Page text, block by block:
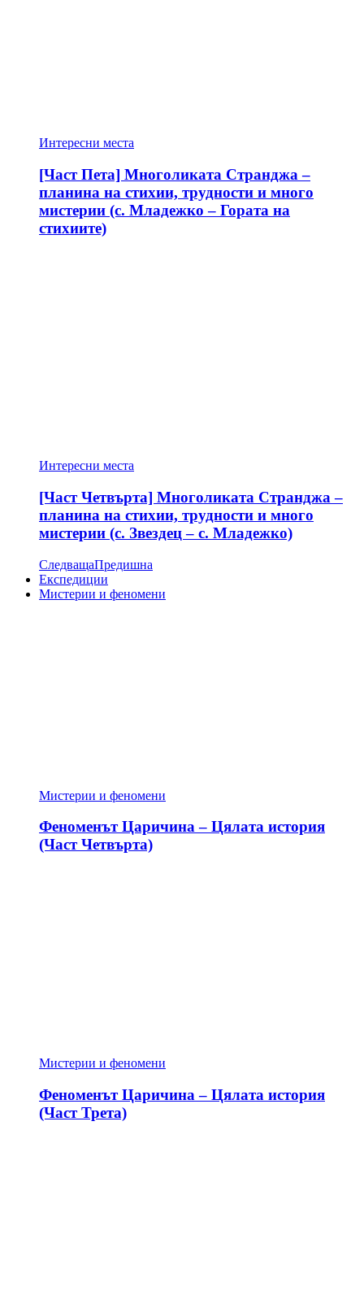
Интересни места
[Част Пета] Многоликата Странджа –
планина на стихии, трудности и много
мистерии (с. Младежко – Гората на
стихиите)
Интересни места
[Част Четвърта] Многоликата Странджа –
планина на стихии, трудности и много
мистерии (с. Звездец – с. Младежко)
СледващаПредишна
Експедиции
Мистерии и феномени
Мистерии и феномени
Феноменът Царичина – Цялата история
(Част Четвърта)
Мистерии и феномени
Феноменът Царичина – Цялата история
(Част Трета)